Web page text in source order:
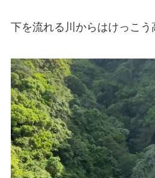
下を流れる川からはけっこう